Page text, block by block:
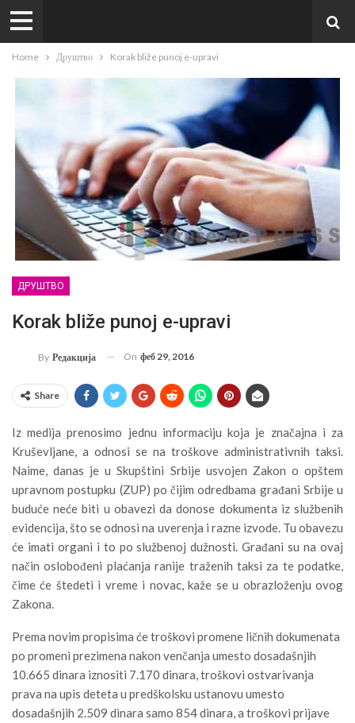
Home Друштво Korak bliže punoj e-upravi
ДРУШТВО
Korak bliže punoj e-upravi
By Редакција On феб 29, 2016
Share
Iz medija prenosimo jednu informaciju koja je značajna i za
Kruševljane, a odnosi se na troškove administrativnih taksi.
Naime, danas je u Skupštini Srbije usvojen Zakon o opštem
upravnom postupku (ZUP) po čijim odredbama građani Srbije u
buduće neće biti u obavezi da donose dokumenta iz službenih
evidencija, što se odnosi na uverenja i razne izvode. Tu obavezu
će imati organi i to po službenoj dužnosti. Građani su na ovaj
način oslobođeni plaćanja ranije traženih taksi za te podatke,
čime će štedeti i vreme i novac, kaže se u obrazloženju ovog
Zakona.
Prema novim propisima će troškovi promene ličnih dokumenata
po promeni prezimena nakon venčanja umesto dosadašnjih
10.665 dinara iznositi 7.170 dinara, troškovi ostvarivanja
prava na upis deteta u predškolsku ustanovu umesto
dosadašnjih 2.509 dinara samo 854 dinara, a troškovi prijave